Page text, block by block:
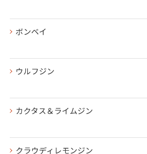
ボンベイ
ウルフジン
カクタス＆ライムジン
クラウディレモンジン